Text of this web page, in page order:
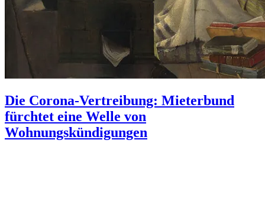
Die Corona-Vertreibung: Mieterbund
fürchtet eine Welle von
Wohnungskündigungen